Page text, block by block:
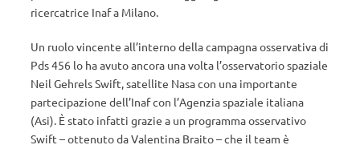
ricercatrice Inaf a Milano.
Un ruolo vincente all’interno della campagna osservativa di
Pds 456 lo ha avuto ancora una volta l’osservatorio spaziale
Neil Gehrels Swift, satellite Nasa con una importante
partecipazione dell’Inaf con l’Agenzia spaziale italiana
(Asi). È stato infatti grazie a un programma osservativo
Swift – ottenuto da Valentina Braito – che il team è